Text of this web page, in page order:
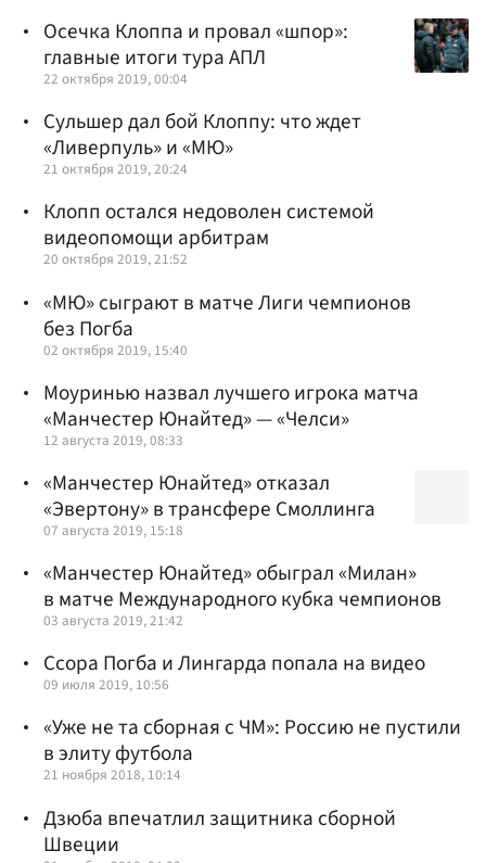
Осечка Клоппа и провал «шпор»:
главные итоги тура АПЛ
22 октября 2019, 00:04
Сульшер дал бой Клоппу: что ждет
«Ливерпуль» и «МЮ»
21 октября 2019, 20:24
Клопп остался недоволен системой
видеопомощи арбитрам
20 октября 2019, 21:52
«МЮ» сыграют в матче Лиги чемпионов
без Погба
02 октября 2019, 15:40
Моуринью назвал лучшего игрока матча
«Манчестер Юнайтед» — «Челси»
12 августа 2019, 08:33
«Манчестер Юнайтед» отказал
«Эвертону» в трансфере Смоллинга
07 августа 2019, 15:18
«Манчестер Юнайтед» обыграл «Милан»
в матче Международного кубка чемпионов
03 августа 2019, 21:42
Ссора Погба и Лингарда попала на видео
09 июля 2019, 10:56
«Уже не та сборная с ЧМ»: Россию не пустили
в элиту футбола
21 ноября 2018, 10:14
Дзюба впечатлил защитника сборной
Швеции